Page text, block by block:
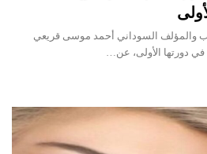
والمؤلف السوداني أحمد موسى قريعي
في دورتها الأولى، عن…